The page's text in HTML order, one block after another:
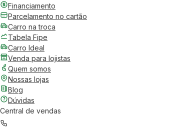
Financiamento
Parcelamento no cartão
Carro na troca
Tabela Fipe
Carro Ideal
Venda para lojistas
Quem somos
Nossas lojas
Blog
Dúvidas
Central de vendas